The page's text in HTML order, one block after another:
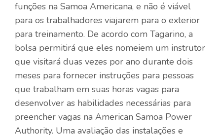
funções na Samoa Americana, e não é viável
para os trabalhadores viajarem para o exterior
para treinamento. De acordo com Tagarino, a
bolsa permitirá que eles nomeiem um instrutor
que visitará duas vezes por ano durante dois
meses para fornecer instruções para pessoas
que trabalham em suas horas vagas para
desenvolver as habilidades necessárias para
preencher vagas na American Samoa Power
Authority. Uma avaliação das instalações e